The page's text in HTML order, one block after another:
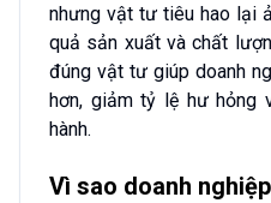
nhưng vật tư tiêu hao lại
quả sản xuất và chất
đúng vật tư giúp doanh
hơn, giảm tỷ lệ hư hỏng
hành.
Vì sao doanh